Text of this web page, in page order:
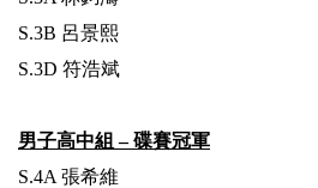
S.3B 呂景熙
S.3D 符浩斌
男子高中組 – 碟賽冠軍
S.4A 張希維